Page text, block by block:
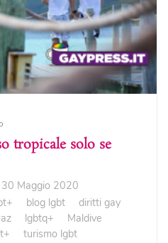
tropicale solo se
30 Maggio 2020
blog lgbt
diritti gay
lgbtq+
Maldive
turismo lgbt